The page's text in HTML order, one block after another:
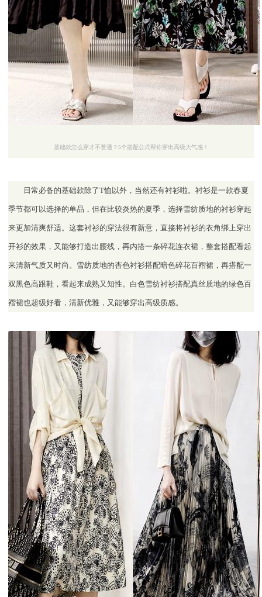
基础款怎么穿才不普通？5个搭配公式帮你穿出高级大气感！
日常必备的基础款除了T恤以外，当然还有衬衫啦。衬衫是一款春夏
季节都可以选择的单品，但在比较炎热的夏季，选择雪纺质地的衬衫穿起
来更加清爽舒适。这套衬衫的穿法很有新意，直接将衬衫的衣角绑上穿出
开衫的效果，又能够打造出腰线，再内搭一条碎花连衣裙，整套搭配看起
来清新气质又时尚。雪纺质地的杏色衬衫搭配暗色碎花百褶裙，再搭配一
双黑色高跟鞋，看起来成熟又知性。白色雪纺衬衫搭配真丝质地的绿色百
褶裙也超级好看，清新优雅，又能够穿出高级质感。